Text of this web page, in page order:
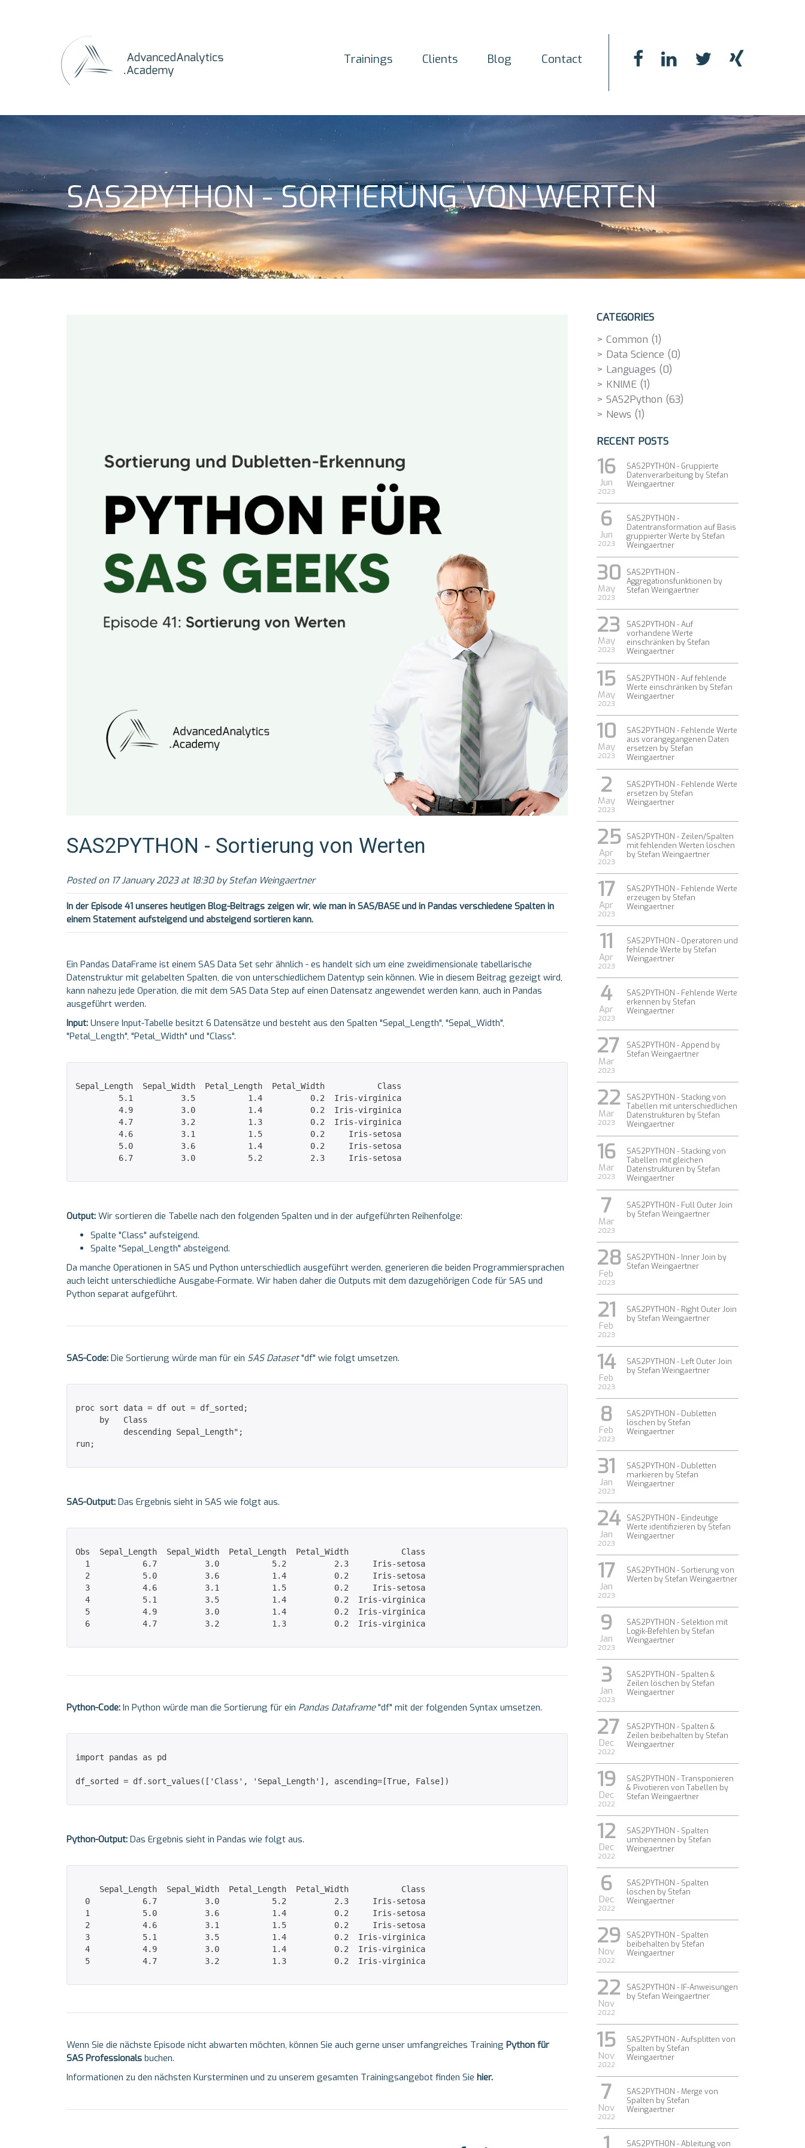
Trainings Clients Blog Contact
SAS2PYTHON - SORTIERUNG VON WERTEN
SAS2PYTHON - Sortierung von Werten
Posted on 17 January 2023 at 18:30 by Stefan Weingaertner
In der Episode 41 unseres heutigen Blog-Beitrags zeigen wir, wie man in SAS/BASE und in Pandas verschiedene Spalten in
einem Statement aufsteigend und absteigend sortieren kann.
Ein Pandas DataFrame ist einem SAS Data Set sehr ähnlich - es handelt sich um eine zweidimensionale tabellarische
Datenstruktur mit gelabelten Spalten, die von unterschiedlichem Datentyp sein können. Wie in diesem Beitrag gezeigt wird,
kann nahezu jede Operation, die mit dem SAS Data Step auf einen Datensatz angewendet werden kann, auch in Pandas
ausgeführt werden.
Input: Unsere Input-Tabelle besitzt 6 Datensätze und besteht aus den Spalten "Sepal_Length", "Sepal_Width",
"Petal_Length", "Petal_Width" und "Class".
Sepal_Length  Sepal_Width  Petal_Length  Petal_Width           Class
         5.1          3.5           1.4          0.2  Iris-virginica
         4.9          3.0           1.4          0.2  Iris-virginica
         4.7          3.2           1.3          0.2  Iris-virginica
         4.6          3.1           1.5          0.2     Iris-setosa
         5.0          3.6           1.4          0.2     Iris-setosa
         6.7          3.0           5.2          2.3     Iris-setosa
Output: Wir sortieren die Tabelle nach den folgenden Spalten und in der aufgeführten Reihenfolge:
Spalte "Class" aufsteigend.
Spalte "Sepal_Length" absteigend.
Da manche Operationen in SAS und Python unterschiedlich ausgeführt werden, generieren die beiden Programmiersprachen
auch leicht unterschiedliche Ausgabe-Formate. Wir haben daher die Outputs mit dem dazugehörigen Code für SAS und
Python separat aufgeführt.
SAS-Code: Die Sortierung würde man für ein SAS Dataset"df" wie folgt umsetzen.
proc sort data = df out = df_sorted;
     by   Class
          descending Sepal_Length​";
run;
SAS-Output: Das Ergebnis sieht in SAS wie folgt aus.
Obs  Sepal_Length  Sepal_Width  Petal_Length  Petal_Width           Class
  1           6.7          3.0           5.2          2.3     Iris-setosa
  2           5.0          3.6           1.4          0.2     Iris-setosa
  3           4.6          3.1           1.5          0.2     Iris-setosa
  4           5.1          3.5           1.4          0.2  Iris-virginica
  5           4.9          3.0           1.4          0.2  Iris-virginica
  6           4.7          3.2           1.3          0.2  Iris-virginica
Python-Code: In Python würde man die Sortierung für ein Pandas Dataframe"df" mit der folgenden Syntax umsetzen.
import pandas as pd
df_sorted = df.sort_values(['Class', 'Sepal_Length'], ascending=[True, False])
Python-Output: Das Ergebnis sieht in Pandas wie folgt aus.
     Sepal_Length  Sepal_Width  Petal_Length  Petal_Width           Class
  0           6.7          3.0           5.2          2.3     Iris-setosa
  1           5.0          3.6           1.4          0.2     Iris-setosa
  2           4.6          3.1           1.5          0.2     Iris-setosa
  3           5.1          3.5           1.4          0.2  Iris-virginica
  4           4.9          3.0           1.4          0.2  Iris-virginica
  5           4.7          3.2           1.3          0.2  Iris-virginica
Wenn Sie die nächste Episode nicht abwarten möchten, können Sie auch gerne unser umfangreiches Training Python für
SAS Professionals buchen.
Informationen zu den nächsten Kursterminen und zu unserem gesamten Trainingsangebot finden Siehier.
CATEGORIES
Common (1)
Data Science (0)
Languages (0)
KNIME (1)
SAS2Python (63)
News (1)
RECENT POSTS
16
Jun
2023
SAS2PYTHON - Gruppierte
Datenverarbeitung by Stefan
Weingaertner
6
Jun
2023
SAS2PYTHON -
Datentransformation auf Basis
gruppierter Werte by Stefan
Weingaertner
30
May
2023
SAS2PYTHON -
Aggregationsfunktionen by
Stefan Weingaertner
23
May
2023
SAS2PYTHON - Auf
vorhandene Werte
einschränken by Stefan
Weingaertner
15
May
2023
SAS2PYTHON - Auf fehlende
Werte einschränken by Stefan
Weingaertner
10
May
2023
SAS2PYTHON - Fehlende Werte
aus vorangegangenen Daten
ersetzen by Stefan
Weingaertner
2
May
2023
SAS2PYTHON - Fehlende Werte
ersetzen by Stefan
Weingaertner
25
Apr
2023
SAS2PYTHON - Zeilen/Spalten
mit fehlenden Werten löschen
by Stefan Weingaertner
17
Apr
2023
SAS2PYTHON - Fehlende Werte
erzeugen by Stefan
Weingaertner
11
Apr
2023
SAS2PYTHON - Operatoren und
fehlende Werte by Stefan
Weingaertner
4
Apr
2023
SAS2PYTHON - Fehlende Werte
erkennen by Stefan
Weingaertner
27
Mar
2023
SAS2PYTHON - Append by
Stefan Weingaertner
22
Mar
2023
SAS2PYTHON - Stacking von
Tabellen mit unterschiedlichen
Datenstrukturen by Stefan
Weingaertner
16
Mar
2023
SAS2PYTHON - Stacking von
Tabellen mit gleichen
Datenstrukturen by Stefan
Weingaertner
7
Mar
2023
SAS2PYTHON - Full Outer Join
by Stefan Weingaertner
28
Feb
2023
SAS2PYTHON - Inner Join by
Stefan Weingaertner
21
Feb
2023
SAS2PYTHON - Right Outer Join
by Stefan Weingaertner
14
Feb
2023
SAS2PYTHON - Left Outer Join
by Stefan Weingaertner
8
Feb
2023
SAS2PYTHON - Dubletten
löschen by Stefan
Weingaertner
31
Jan
2023
SAS2PYTHON - Dubletten
markieren by Stefan
Weingaertner
24
Jan
2023
SAS2PYTHON - Eindeutige
Werte identifizieren by Stefan
Weingaertner
17
Jan
2023
SAS2PYTHON - Sortierung von
Werten by Stefan Weingaertner
9
Jan
2023
SAS2PYTHON - Selektion mit
Logik-Befehlen by Stefan
Weingaertner
3
Jan
2023
SAS2PYTHON - Spalten &
Zeilen löschen by Stefan
Weingaertner
27
Dec
2022
SAS2PYTHON - Spalten &
Zeilen beibehalten by Stefan
Weingaertner
19
Dec
2022
SAS2PYTHON - Transponieren
& Pivotieren von Tabellen by
Stefan Weingaertner
12
Dec
2022
SAS2PYTHON - Spalten
umbenennen by Stefan
Weingaertner
6
Dec
2022
SAS2PYTHON - Spalten
löschen by Stefan
Weingaertner
29
Nov
2022
SAS2PYTHON - Spalten
beibehalten by Stefan
Weingaertner
22
Nov
2022
SAS2PYTHON - IF-Anweisungen
by Stefan Weingaertner
15
Nov
2022
SAS2PYTHON - Aufsplitten von
Spalten by Stefan
Weingaertner
7
Nov
2022
SAS2PYTHON - Merge von
Spalten by Stefan
Weingaertner
SAS2PYTHON - Ableitung von